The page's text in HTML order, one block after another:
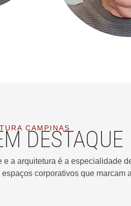
CAMPINAS
DESTAQUE
e a arquitetura é a especialidade
corporativos que